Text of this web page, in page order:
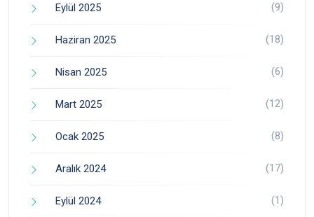
Eylül 2025 (9)
Haziran 2025 (18)
Nisan 2025 (6)
Mart 2025 (12)
Ocak 2025 (8)
Aralık 2024 (17)
Eylül 2024 (1)